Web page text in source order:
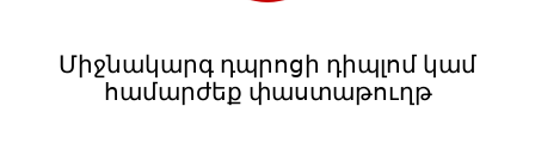
Միջնակարգ դպրոցի դիպլոմ կամ
համարժեք փաստաթուղթ